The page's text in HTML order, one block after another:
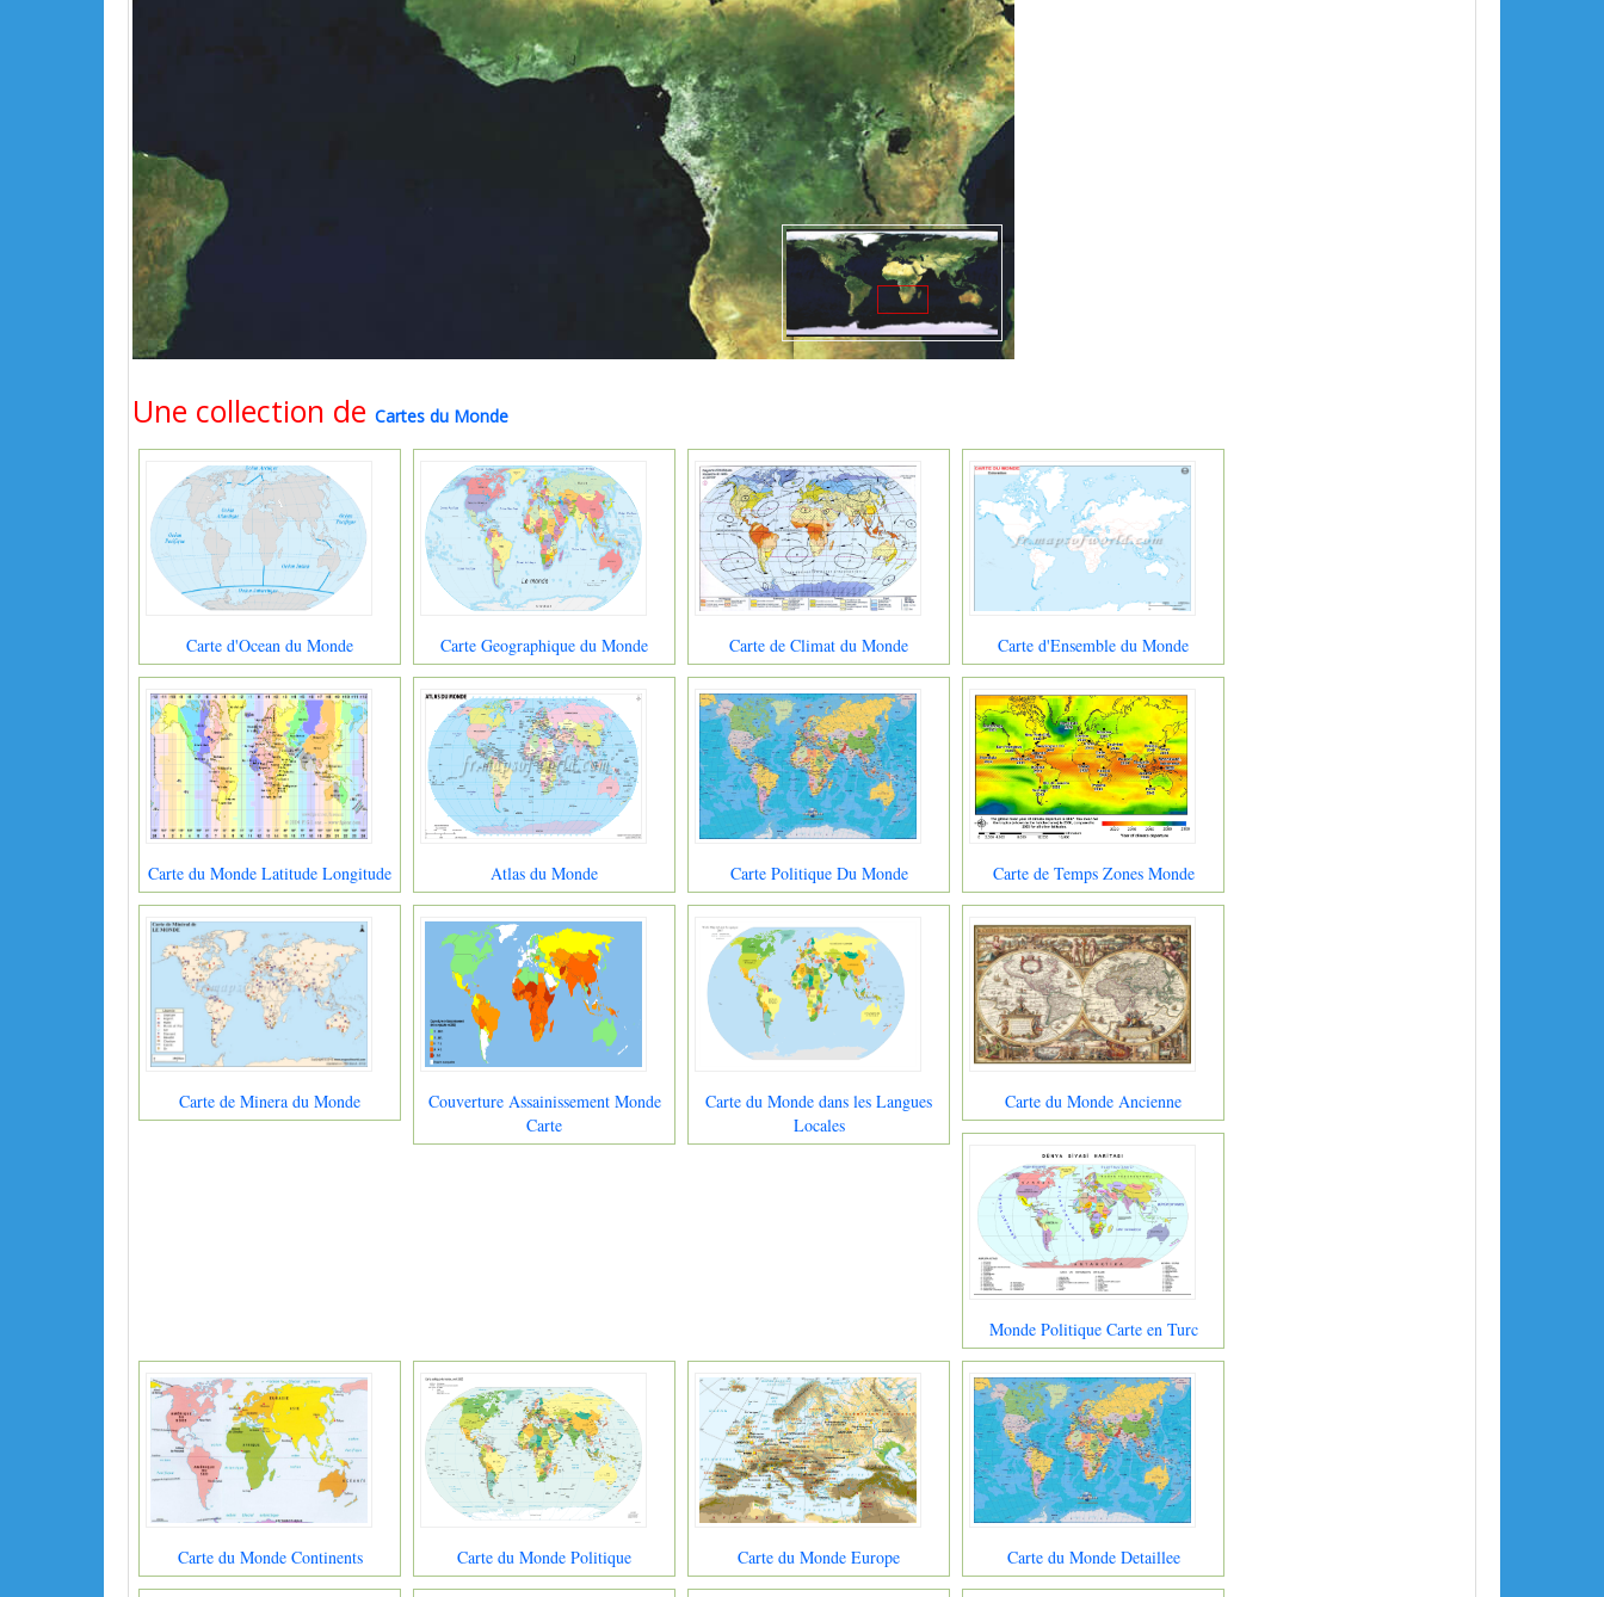
Une collection de Cartes du Monde
Carte d'Ocean du Monde Carte Geographique du Monde Carte de Climat du Monde Carte d'Ensemble du Monde
Carte du Monde Latitude Longitude Atlas du Monde Carte Politique Du Monde Carte de Temps Zones Monde
Carte de Minera du Monde
Couverture Assainissement Monde
Carte
Carte du Monde dans les Langues
Locales
Carte du Monde Ancienne
Monde Politique Carte en Turc
Carte du Monde Continents Carte du Monde Politique Carte du Monde Europe Carte du Monde Detaillee